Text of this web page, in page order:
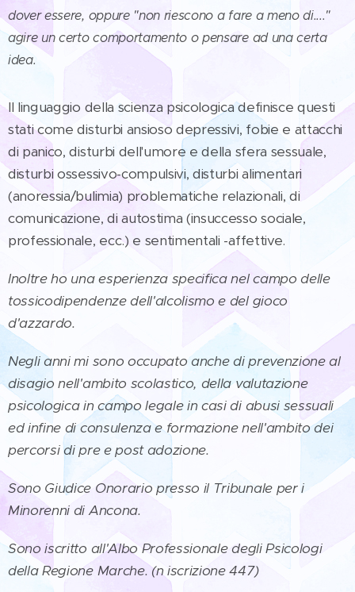
dover essere, oppure "non riescono a fare a meno di...."
agire un certo comportamento o pensare ad una certa
idea.
Il linguaggio della scienza psicologica definisce questi
stati come disturbi ansioso depressivi, fobie e attacchi
di panico, disturbi dell'umore e della sfera sessuale,
disturbi ossessivo-compulsivi, disturbi alimentari
(anoressia/bulimia) problematiche relazionali, di
comunicazione, di autostima (insuccesso sociale,
professionale, ecc.) e sentimentali -affettive.
Inoltre ho una esperienza specifica nel campo delle
tossicodipendenze dell'alcolismo e del gioco
d'azzardo.
Negli anni mi sono occupato anche di prevenzione al
disagio nell'ambito scolastico, della valutazione
psicologica in campo legale in casi di abusi sessuali
ed infine di consulenza e formazione nell'ambito dei
percorsi di pre e post adozione.
Sono Giudice Onorario presso il Tribunale per i
Minorenni di Ancona.
Sono iscritto all'Albo Professionale degli Psicologi
della Regione Marche. (n iscrizione 447)